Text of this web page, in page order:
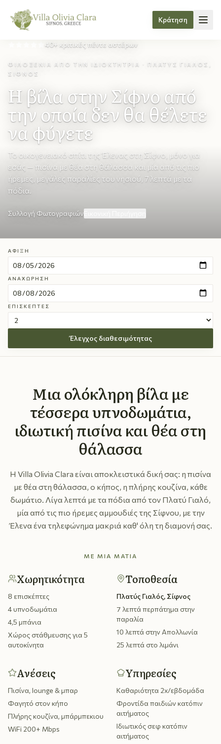
Κράτηση
Skip to content
40+ κριτικές πέντε αστέρων
ΦΙΛΟΞΕΝΊΑ ΑΠΌ ΤΗΝ ΙΔΙΟΚΤΉΤΡΙΑ · ΠΛΑΤΎΣ ΓΙΑΛΌΣ,
ΣΊΦΝΟΣ
Η βίλα στην Σίφνο από
την οποία δεν θα θέλετε
να φύγετε
Το οικογενειακό σπίτι της Έλενας στη Σίφνο, μόνο για
εσάς — πισίνα με θέα στη θάλασσα και μία από τις πιο
ήρεμες, μεγάλες παραλίες του νησιού, 7 λεπτά με τα
πόδια.
Συλλογή Φωτογραφιών
ΆΦΙΞΗ
ΑΝΑΧΏΡΗΣΗ
ΕΠΙΣΚΈΠΤΕΣ
Έλεγχος διαθεσιμότητας
Μια ολόκληρη βίλα με
τέσσερα υπνοδωμάτια,
ιδιωτική πισίνα και θέα στη
θάλασσα
Η Villa Olivia Clara είναι αποκλειστικά δική σας: η πισίνα
με θέα στη θάλασσα, ο κήπος, η πλήρης κουζίνα, κάθε
δωμάτιο. Λίγα λεπτά με τα πόδια από τον Πλατύ Γιαλό,
μία από τις πιο ήρεμες αμμουδιές της Σίφνου, με την
Έλενα ένα τηλεφώνημα μακριά καθ' όλη τη διαμονή σας.
ΜΕ ΜΙΑ ΜΑΤΙΆ
Χωρητικότητα
8 επισκέπτες
4 υπνοδωμάτια
4,5 μπάνια
Χώρος στάθμευσης για 5
αυτοκίνητα
Τοποθεσία
Πλατύς Γιαλός, Σίφνος
7 λεπτά περπάτημα στην
παραλία
10 λεπτά στην Απολλωνία
25 λεπτά στο λιμάνι
Ανέσεις
Πισίνα, lounge & μπαρ
Φαγητό στον κήπο
Πλήρης κουζίνα, μπάρμπεκιου
WiFi 200+ Mbps
Υπηρεσίες
Καθαριότητα 2x/εβδομάδα
Φροντίδα παιδιών κατόπιν
αιτήματος
Ιδιωτικός σεφ κατόπιν
αιτήματος